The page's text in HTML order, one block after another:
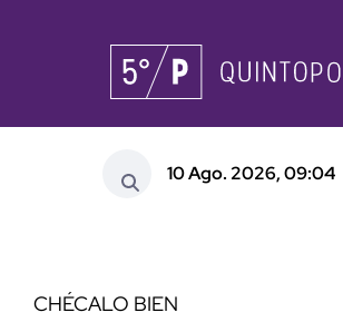
10 Ago. 2026, 09:04
CHÉCALO BIEN